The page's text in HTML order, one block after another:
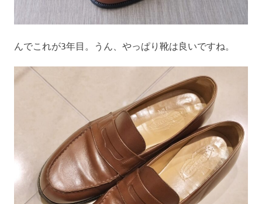
んでこれが3年目。うん、やっぱり靴は良いですね。